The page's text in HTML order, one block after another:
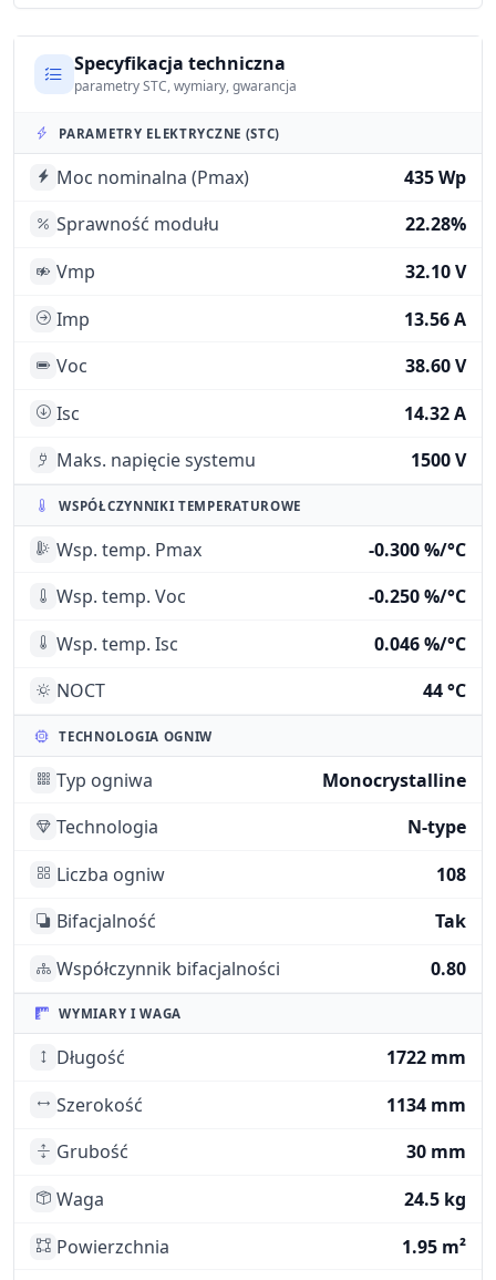
Specyfikacja techniczna
parametry STC, wymiary, gwarancja
PARAMETRY ELEKTRYCZNE (STC)
Moc nominalna (Pmax)
435 Wp
Sprawność modułu
22.28%
Vmp
32.10 V
Imp
13.56 A
Voc
38.60 V
Isc
14.32 A
Maks. napięcie systemu
1500 V
WSPÓŁCZYNNIKI TEMPERATUROWE
Wsp. temp. Pmax
-0.300 %/°C
Wsp. temp. Voc
-0.250 %/°C
Wsp. temp. Isc
0.046 %/°C
NOCT
44 °C
TECHNOLOGIA OGNIW
Typ ogniwa
Monocrystalline
Technologia
N-type
Liczba ogniw
108
Bifacjalność
Tak
Współczynnik bifacjalności
0.80
WYMIARY I WAGA
Długość
1722 mm
Szerokość
1134 mm
Grubość
30 mm
Waga
24.5 kg
Powierzchnia
1.95 m²